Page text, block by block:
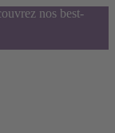
nos best-